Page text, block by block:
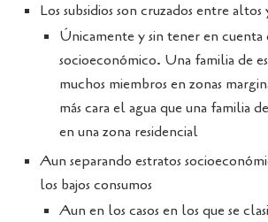
Los subsidios son cruzados entre altos
Únicamente y sin tener en
socioeconómico. Una familia de
muchos miembros en zonas
más cara el agua que una familia
en una zona residencial
Aun separando estratos
los bajos consumos
Aun en los casos en los que se